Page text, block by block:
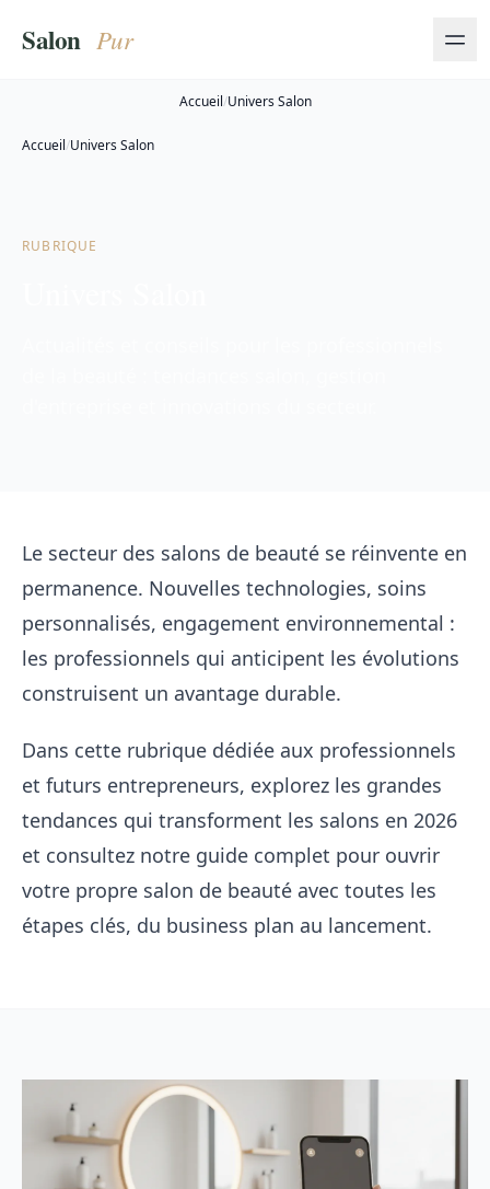
Accueil/Univers Salon
Accueil/Univers Salon
RUBRIQUE
Le secteur des salons de beauté se réinvente en
permanence. Nouvelles technologies, soins
personnalisés, engagement environnemental :
les professionnels qui anticipent les évolutions
construisent un avantage durable.
Dans cette rubrique dédiée aux professionnels
et futurs entrepreneurs, explorez les grandes
tendances qui transforment les salons en 2026
et consultez notre guide complet pour ouvrir
votre propre salon de beauté avec toutes les
étapes clés, du business plan au lancement.